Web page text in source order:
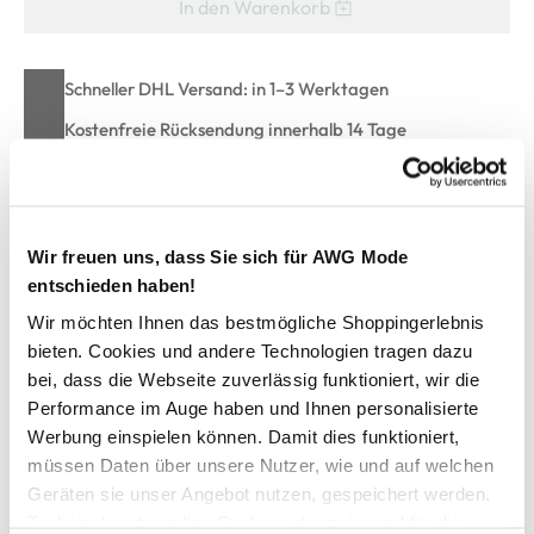
Wir freuen uns, dass Sie sich für AWG Mode
entschieden haben!
Wir möchten Ihnen das bestmögliche Shoppingerlebnis
bieten. Cookies und andere Technologien tragen dazu
bei, dass die Webseite zuverlässig funktioniert, wir die
Performance im Auge haben und Ihnen personalisierte
Werbung einspielen können. Damit dies funktioniert,
müssen Daten über unsere Nutzer, wie und auf welchen
Geräten sie unser Angebot nutzen, gespeichert werden.
In den Warenkorb
Schneller DHL Versand: in 1–3 Werktagen
Kostenfreie Rücksendung innerhalb 14 Tage
Kostenlose Filiallieferung in Ihre Wunschfiliale
Zur Wunschliste hinzufügen
Herren Chino Bermuda mit Gürtel
Legere Chino Shorts von Tom Tailor
Mit Reißverschluss und Knopf zu schließen
Bund mit Gürtelschlaufen und passendem Flechtgürtel
Seitliche Eingriffstaschen